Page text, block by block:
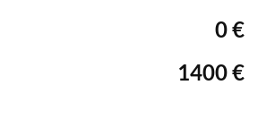
0 €
1400 €